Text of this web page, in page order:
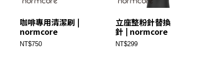
咖啡專用清潔刷 |
normcore
NT$750
立座整粉針替換
針 | normcore
NT$299